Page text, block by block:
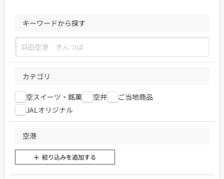
キーワードから探す
カテゴリ
空スイーツ・銘菓 空弁
ご当地商品
JALオリジナル
空港
絞り込みを追加する